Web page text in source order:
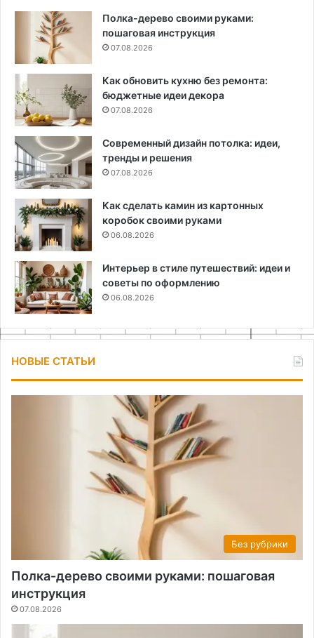
Полка-дерево своими руками:
пошаговая инструкция
07.08.2026
Как обновить кухню без ремонта:
бюджетные идеи декора
07.08.2026
Современный дизайн потолка: идеи,
тренды и решения
07.08.2026
Как сделать камин из картонных
коробок своими руками
06.08.2026
Интерьер в стиле путешествий: идеи и
советы по оформлению
06.08.2026
НОВЫЕ СТАТЬИ
Без рубрики
Полка-дерево своими руками: пошаговая
инструкция
07.08.2026